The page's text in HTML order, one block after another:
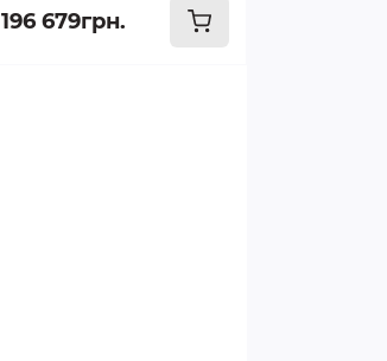
196 679грн.